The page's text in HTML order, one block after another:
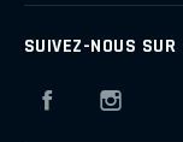
SUIVEZ-NOUS SUR
Facebook